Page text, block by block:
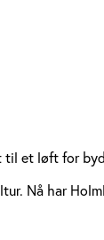
til et løft for
Nå har